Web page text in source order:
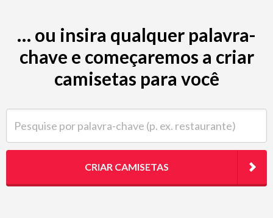
… ou insira qualquer palavra-
chave e começaremos a criar
camisetas para você
CRIAR CAMISETAS